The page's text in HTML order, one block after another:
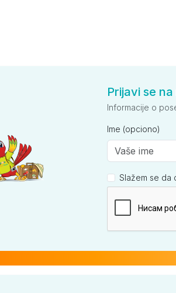
Prijavi se
Informacije o
Ime (opciono)
Slažem se da